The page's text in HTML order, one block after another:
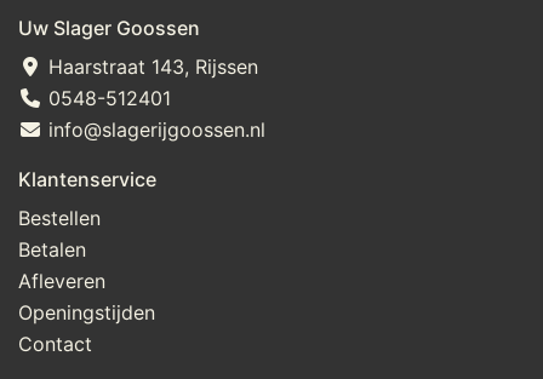
Uw Slager Goossen
Haarstraat 143, Rijssen
0548-512401
info@slagerijgoossen.nl
Klantenservice
Bestellen
Betalen
Afleveren
Openingstijden
Contact